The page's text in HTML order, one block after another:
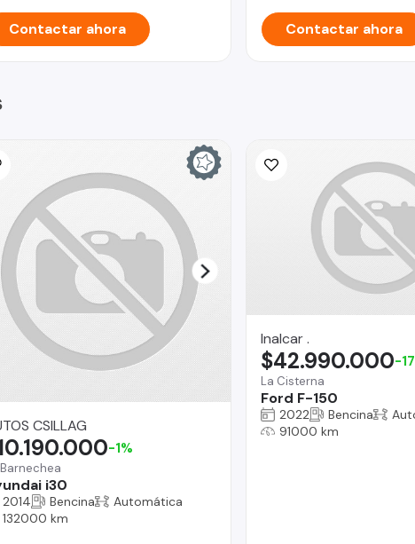
Contactar ahora Contactar ahora
CSILLAG
i30
-1%
2014 Bencina
Automática
132000 km
Inalcar .
La Cisterna
Ford F-150
$42.990.000-
2022 Bencina
91000 km